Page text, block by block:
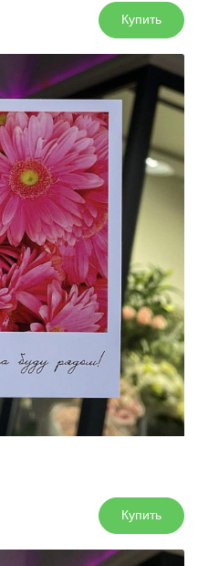
Купить
Купить